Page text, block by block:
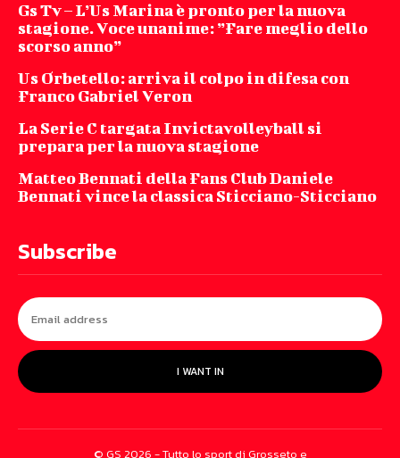
Gs Tv – L’Us Marina è pronto per la nuova
stagione. Voce unanime: ”Fare meglio dello
scorso anno”
Us Orbetello: arriva il colpo in difesa con
Franco Gabriel Veron
La Serie C targata Invictavolleyball si
prepara per la nuova stagione
Matteo Bennati della Fans Club Daniele
Bennati vince la classica Sticciano-Sticciano
Subscribe
I WANT IN
© GS 2026 - Tutto lo sport di Grosseto e